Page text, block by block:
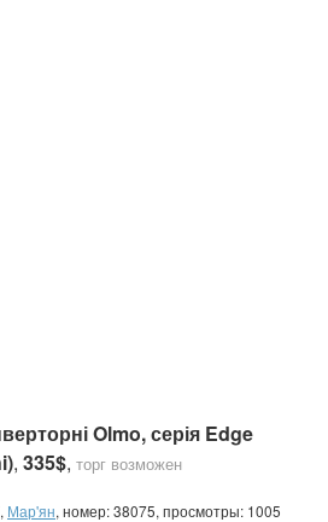
Olmo, серія Edge
, 335$, торг возможен
Мар'ян, номер: 38075, просмотры: 1005